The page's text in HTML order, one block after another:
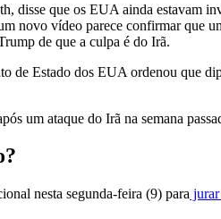
disse que os EUA ainda estavam
novo vídeo parece confirmar que
de que a culpa é do Irã.
de Estado dos EUA ordenou que
um ataque do Irã na semana
nesta segunda-feira (9) para